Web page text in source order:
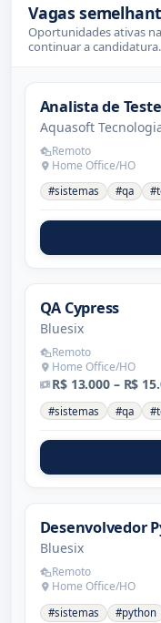
Vagas
Oportunidades ativas
continuar a candidatura.
Analista de
Aquasoft
Remoto
Home Office/HO
#sistemas #qa
QA Cypress
Bluesix
Remoto
Home Office/HO
R$ 13.000 – R$
#sistemas #qa
Desenvolvedor
Bluesix
Remoto
Home Office/HO
#sistemas #python